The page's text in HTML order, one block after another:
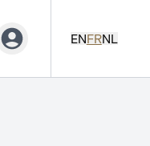
ENFRNL